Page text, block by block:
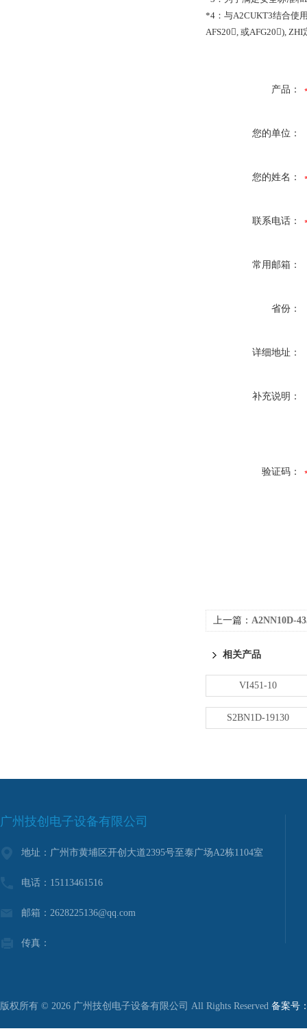
*4 ：与A2CUKT3结合使
AFS20, 或AFG20), ZHI
产品：
您的单位：
您的姓名：
联系电话：
常用邮箱：
省份：
详细地址：
补充说明：
验证码：
上一篇： A2NN10D-
相关产品
VI451-10
S2BN1D-19130
广州技创电子设备有限公司
地址：广州市黄埔区开创大道2395号至泰广场A2栋1104室
电话：15113461516
邮箱：2628225136@qq.com
传真：
版权所有 © 2026 广州技创电子设备有限公司 All Rights Reserved 备案号